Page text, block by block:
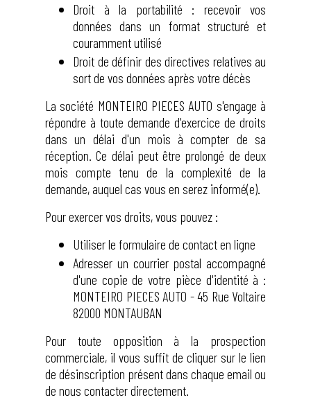
Droit à la portabilité : recevoir vos
données dans un format structuré et
couramment utilisé
Droit de définir des directives relatives au
sort de vos données après votre décès
La société MONTEIRO PIECES AUTO s'engage à
répondre à toute demande d'exercice de droits
dans un délai d'un mois à compter de sa
réception. Ce délai peut être prolongé de deux
mois compte tenu de la complexité de la
demande, auquel cas vous en serez informé(e).
Pour exercer vos droits, vous pouvez :
Utiliser le formulaire de contact en ligne
Adresser un courrier postal accompagné
d'une copie de votre pièce d'identité à :
MONTEIRO PIECES AUTO - 45 Rue Voltaire
82000 MONTAUBAN
Pour toute opposition à la prospection
commerciale, il vous suffit de cliquer sur le lien
de désinscription présent dans chaque email ou
de nous contacter directement.